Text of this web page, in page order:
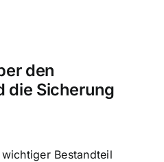
den
die Sicherung
Bestandteil